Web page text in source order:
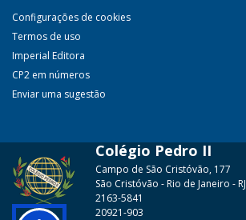
Configurações de cookies
Termos de uso
Imperial Editora
CP2 em números
Enviar uma sugestão
Colégio Pedro II
Campo de São Cristóvão, 177
São Cristóvão - Rio de Janeiro - RJ
2163-5841
20921-903